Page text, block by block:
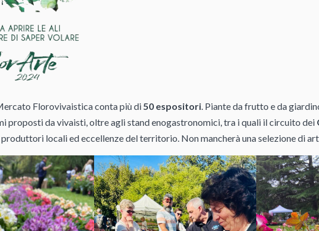
Florovivaistica conta più di50 espositori. Piante da frutto e da
proposti da vivaisti, oltre agli stand enogastronomici, tra i quali il circuito dei
produttori locali ed eccellenze del territorio. Non mancherà una selezione di